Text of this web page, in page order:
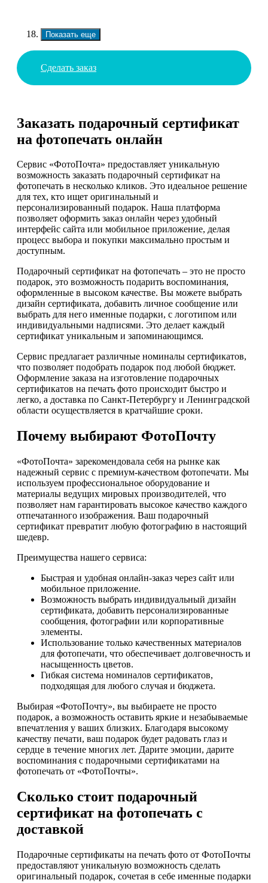
Показать еще
Сделать заказ
Заказать подарочный сертификат
на фотопечать онлайн
Сервис «ФотоПочта» предоставляет уникальную
возможность заказать подарочный сертификат на
фотопечать в несколько кликов. Это идеальное решение
для тех, кто ищет оригинальный и
персонализированный подарок. Наша платформа
позволяет оформить заказ онлайн через удобный
интерфейс сайта или мобильное приложение, делая
процесс выбора и покупки максимально простым и
доступным.
Подарочный сертификат на фотопечать – это не просто
подарок, это возможность подарить воспоминания,
оформленные в высоком качестве. Вы можете выбрать
дизайн сертификата, добавить личное сообщение или
выбрать для него именные подарки, с логотипом или
индивидуальными надписями. Это делает каждый
сертификат уникальным и запоминающимся.
Сервис предлагает различные номиналы сертификатов,
что позволяет подобрать подарок под любой бюджет.
Оформление заказа на изготовление подарочных
сертификатов на печать фото происходит быстро и
легко, а доставка по Санкт-Петербургу и Ленинградской
области осуществляется в кратчайшие сроки.
Почему выбирают ФотоПочту
«ФотоПочта» зарекомендовала себя на рынке как
надежный сервис с премиум-качеством фотопечати. Мы
используем профессиональное оборудование и
материалы ведущих мировых производителей, что
позволяет нам гарантировать высокое качество каждого
отпечатанного изображения. Ваш подарочный
сертификат превратит любую фотографию в настоящий
шедевр.
Преимущества нашего сервиса:
Быстрая и удобная онлайн-заказ через сайт или
мобильное приложение.
Возможность выбрать индивидуальный дизайн
сертификата, добавить персонализированные
сообщения, фотографии или корпоративные
элементы.
Использование только качественных материалов
для фотопечати, что обеспечивает долговечность и
насыщенность цветов.
Гибкая система номиналов сертификатов,
подходящая для любого случая и бюджета.
Выбирая «ФотоПочту», вы выбираете не просто
подарок, а возможность оставить яркие и незабываемые
впечатления у ваших близких. Благодаря высокому
качеству печати, ваш подарок будет радовать глаз и
сердце в течение многих лет. Дарите эмоции, дарите
воспоминания с подарочными сертификатами на
фотопечать от «ФотоПочты».
Сколько стоит подарочный
сертификат на фотопечать с
доставкой
Подарочные сертификаты на печать фото от ФотоПочты
предоставляют уникальную возможность сделать
оригинальный подарок, сочетая в себе именные подарки